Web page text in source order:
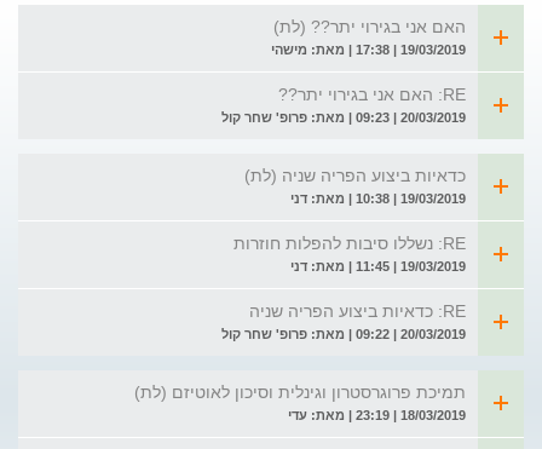
האם אני בגירוי יתר?? (לת)
19/03/2019 | 17:38 | מאת: מישהי
RE: האם אני בגירוי יתר??
20/03/2019 | 09:23 | מאת: פרופ' שחר קול
כדאיות ביצוע הפריה שניה (לת)
19/03/2019 | 10:38 | מאת: דני
RE: נשללו סיבות להפלות חוזרות
19/03/2019 | 11:45 | מאת: דני
RE: כדאיות ביצוע הפריה שניה
20/03/2019 | 09:22 | מאת: פרופ' שחר קול
תמיכת פרוגרסטרון וגינלית וסיכון לאוטיזם (לת)
18/03/2019 | 23:19 | מאת: עדי